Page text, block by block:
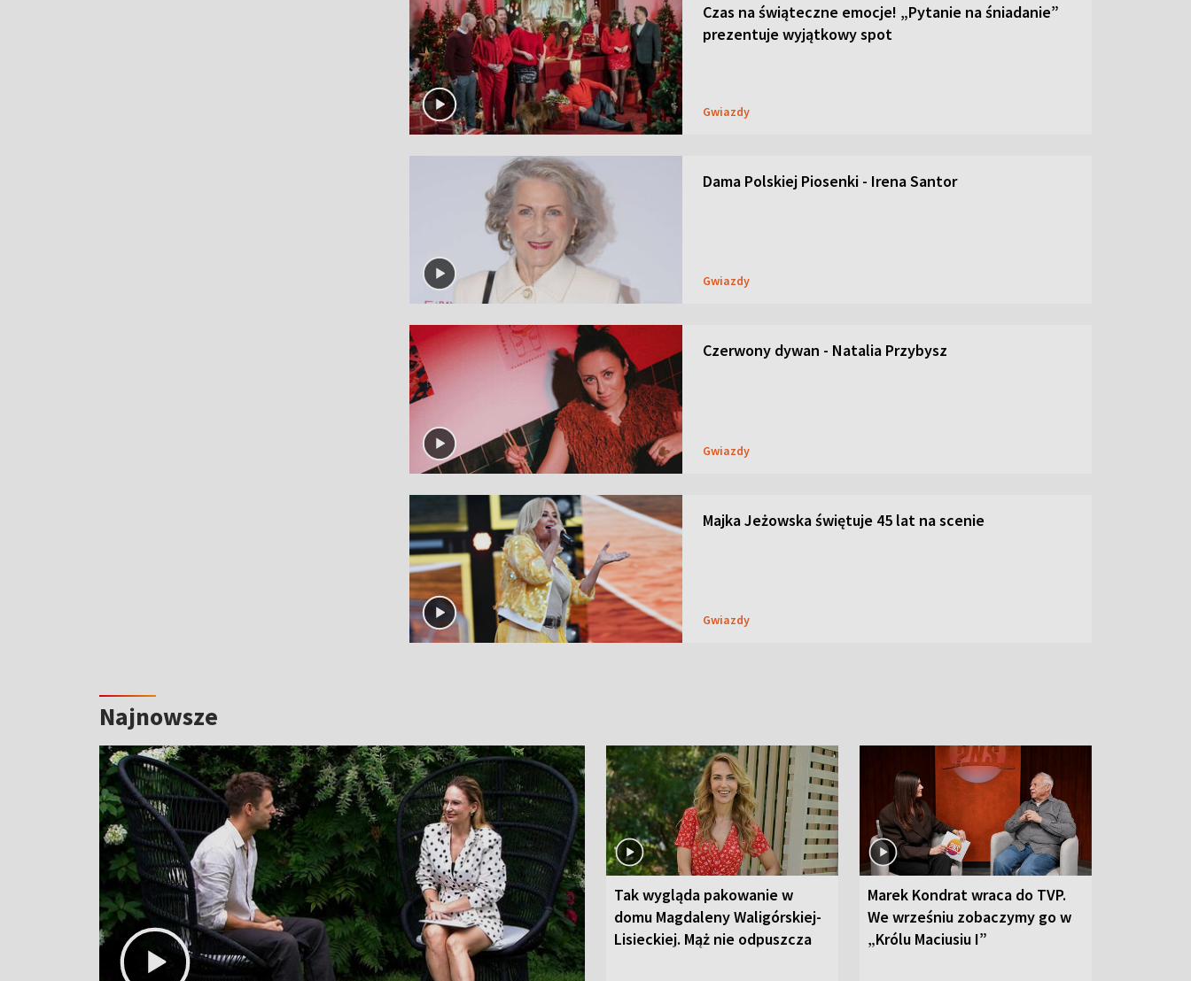
Czas na świąteczne emocje! „Pytanie na śniadanie”
prezentuje wyjątkowy spot
Gwiazdy
Dama Polskiej Piosenki - Irena Santor
Gwiazdy
Czerwony dywan - Natalia Przybysz
Gwiazdy
Majka Jeżowska świętuje 45 lat na scenie
Gwiazdy
Najnowsze
Tak wygląda pakowanie w
domu Magdaleny Waligórskiej-
Lisieckiej. Mąż nie odpuszcza
Marek Kondrat wraca do TVP.
We wrześniu zobaczymy go w
„Królu Maciusiu I”